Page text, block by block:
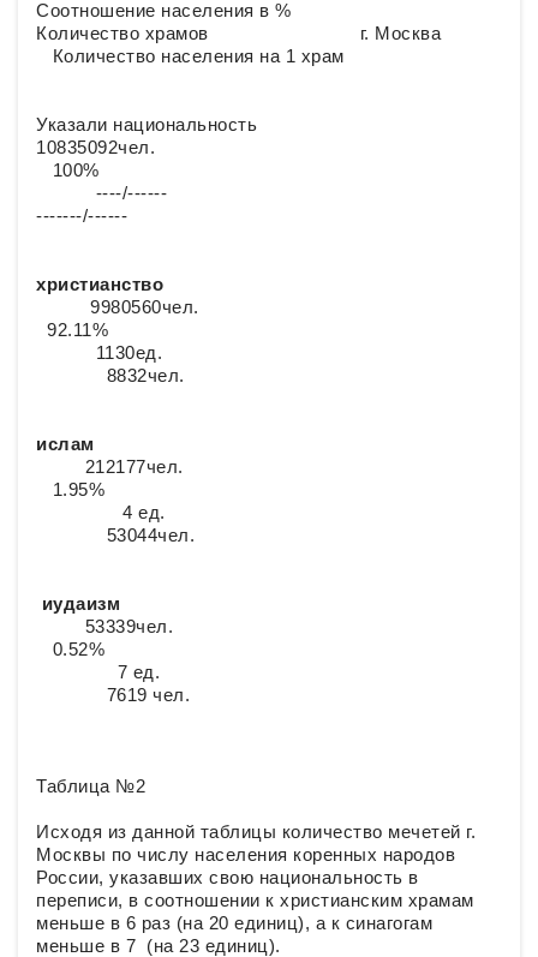
Соотношение населения в %
Количество храмов г. Москва
Количество населения на 1 храм
Указали национальность
10835092чел.
100%
----/------
-------/------
христианство
9980560чел.
92.11%
1130ед.
8832чел.
ислам
212177чел.
1.95%
4 ед.
53044чел.
иудаизм
53339чел.
0.52%
7 ед.
7619 чел.
Таблица №2
Исходя из данной таблицы количество мечетей г.
Москвы по числу населения коренных народов
России, указавших свою национальность в
переписи, в соотношении к христианским храмам
меньше в 6 раз (на 20 единиц), а к синагогам
меньше в 7 (на 23 единиц).